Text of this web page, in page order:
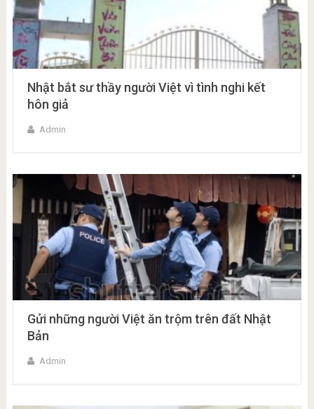
Nhật bắt sư thầy người Việt vì tình nghi kết
hôn giả
Admin
Gửi những người Việt ăn trộm trên đất Nhật
Bản
Admin